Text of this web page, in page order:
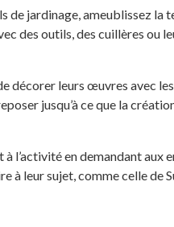
de jardinage, ameublissez la
des outils, des cuillères ou
décorer leurs œuvres avec
jusqu’à ce que la
l’activité en demandant aux
à leur sujet, comme celle de